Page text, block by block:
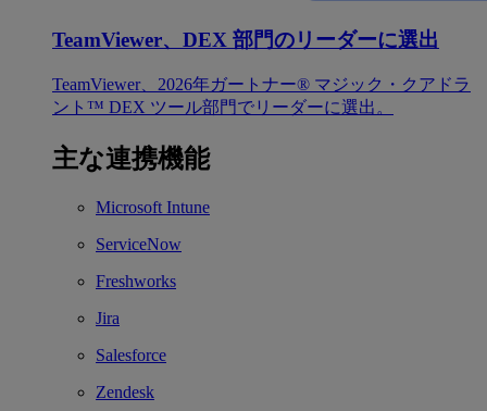
TeamViewer、DEX 部門のリーダーに選出
TeamViewer、2026年ガートナー® マジック・クアドラ
ント™ DEX ツール部門でリーダーに選出。
主な連携機能
Microsoft Intune
ServiceNow
Freshworks
Jira
Salesforce
Zendesk